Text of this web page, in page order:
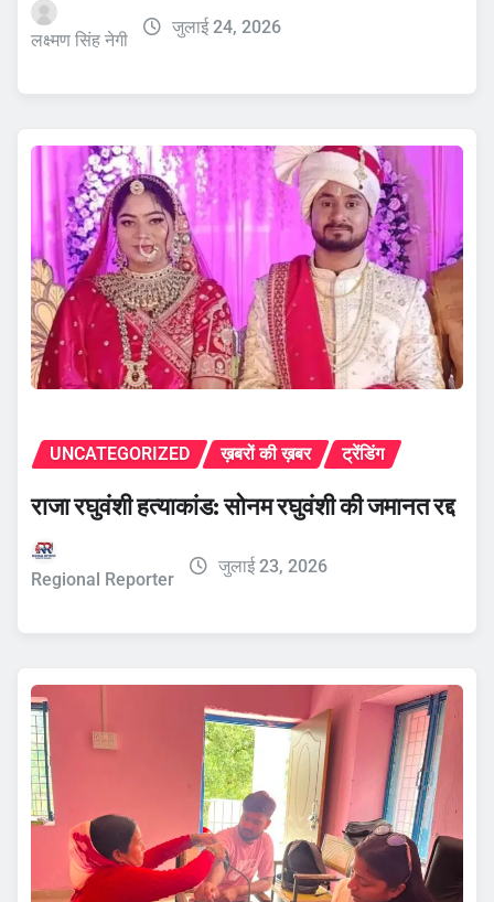
लक्ष्मण सिंह नेगी
जुलाई 24, 2026
UNCATEGORIZED ख़बरों की ख़बर ट्रेंडिंग
राजा रघुवंशी हत्याकांड: सोनम रघुवंशी की जमानत रद्द
Regional Reporter
जुलाई 23, 2026